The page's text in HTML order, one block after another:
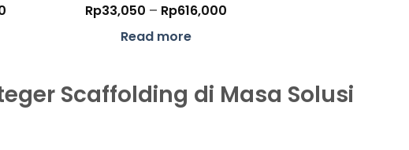
Price
Rp33,050 – Rp616,000Price
Read more
Scaffolding di Masa Solusi